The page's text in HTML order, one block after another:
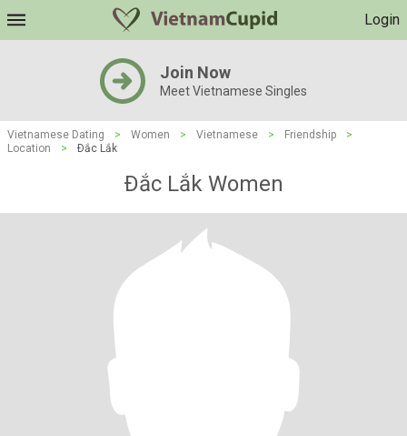
Login
Join Now
Meet Vietnamese Singles
Vietnamese Dating > Women > Vietnamese > Friendship
>
Location
> Ðắc Lắk
Ðắc Lắk Women